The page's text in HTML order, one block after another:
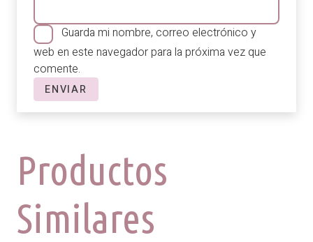
Guarda mi nombre, correo electrónico y
web en este navegador para la próxima vez que
comente.
Productos
Similares